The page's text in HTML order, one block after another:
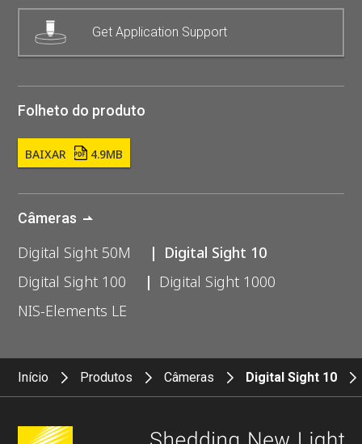
Get Application Support
Folheto do produto
BAIXAR 4.9MB
Câmeras
Digital Sight 50M
Digital Sight 10
Digital Sight 100
Digital Sight 1000
NIS-Elements LE
Início Produtos Câmeras Digital Sight 10